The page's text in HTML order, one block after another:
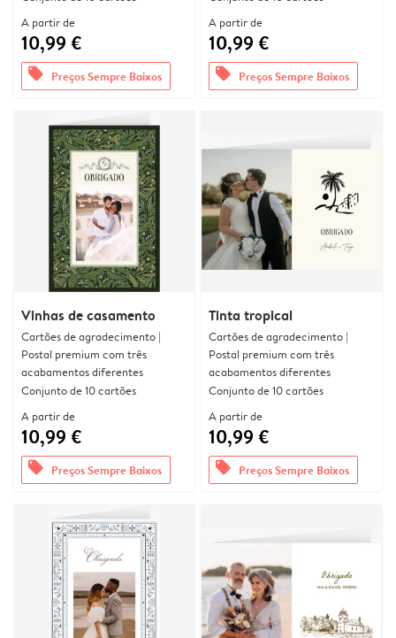
A partir de
10,99 €
offers Preços Sempre Baixos
A partir de
10,99 €
offers Preços Sempre Baixos
Vinhas de casamento
Cartões de agradecimento |
Postal premium com três
acabamentos diferentes
Conjunto de 10 cartões
A partir de
10,99 €
offers Preços Sempre Baixos
Tinta tropical
Cartões de agradecimento |
Postal premium com três
acabamentos diferentes
Conjunto de 10 cartões
A partir de
10,99 €
offers Preços Sempre Baixos